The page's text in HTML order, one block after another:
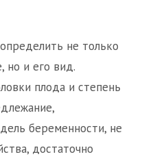
не только
но и его вид.
плода и степень
беременности, не
достаточно